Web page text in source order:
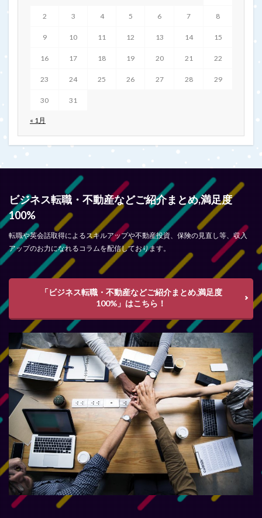
« 1月
2 3 4 5 6 7 8
9 10 11 12 13 14 15
16 17 18 19 20 21 22
23 24 25 26 27 28 29
30 31
ビジネス転職・不動産などご紹介まとめ,満足度
100%
転職や英会話取得によるスキルアップや不動産投資、保険の見直し等、収入
アップのお力になれるコラムを配信しております。
「ビジネス転職・不動産などご紹介まとめ,満足度
100%」はこちら！